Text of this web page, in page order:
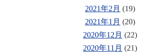
2021年2月 (19)
2021年1月 (20)
2020年12月 (22)
2020年11月 (21)